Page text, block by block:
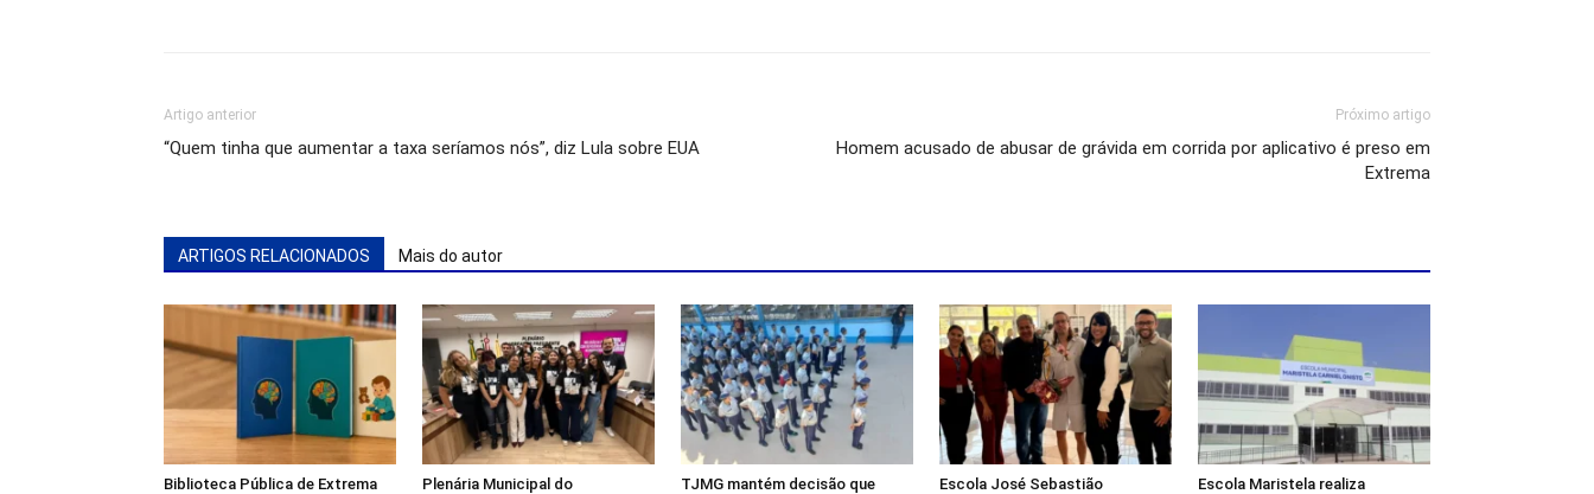
Artigo anterior
“Quem tinha que aumentar a taxa seríamos nós”, diz Lula sobre EUA
Próximo artigo
Homem acusado de abusar de grávida em corrida por aplicativo é preso em
Extrema
ARTIGOS RELACIONADOS Mais do autor
Biblioteca Pública de Extrema
Plenária Municipal do
TJMG mantém decisão que
Escola José Sebastião
Escola Maristela realiza